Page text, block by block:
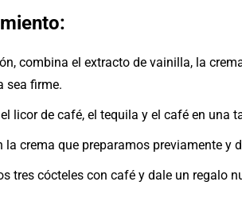
combina el extracto de vainilla, la
sea firme.
licor de café, el tequila y el café en una
la crema que preparamos previamente y
tres cócteles con café y dale un regalo